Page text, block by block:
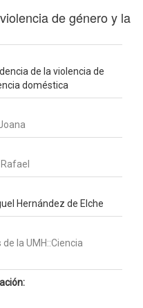
de género y la
de la violencia de
doméstica
Hernández de Elche
la UMH::Ciencia